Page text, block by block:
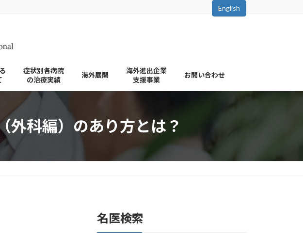
English
症状別各病院
の治療実績
海外展開
海外進出企業
支援事業
お問い合わせ
外科編）のあり方とは？
名医検索